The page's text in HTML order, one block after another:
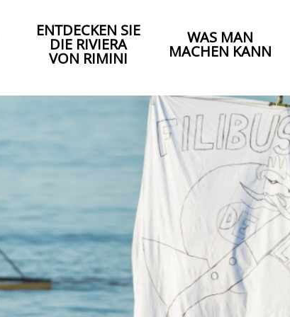
ENTDECKEN SIE
DIE RIVIERA
VON RIMINI
WAS MAN
MACHEN KANN